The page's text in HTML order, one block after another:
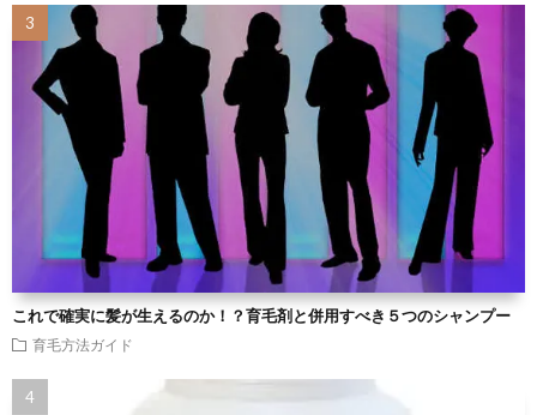
これで確実に髪が生えるのか！？育毛剤と併用すべき５つのシャンプー
育毛方法ガイド